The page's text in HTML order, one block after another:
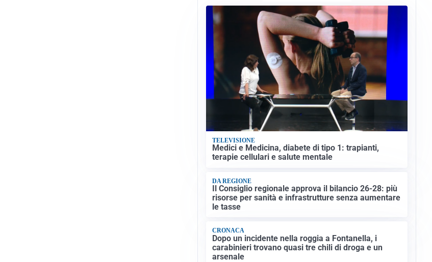
TELEVISIONE
Medici e Medicina, diabete di tipo 1: trapianti,
terapie cellulari e salute mentale
DA REGIONE
Il Consiglio regionale approva il bilancio 26-28: più
risorse per sanità e infrastrutture senza aumentare
le tasse
CRONACA
Dopo un incidente nella roggia a Fontanella, i
carabinieri trovano quasi tre chili di droga e un
arsenale